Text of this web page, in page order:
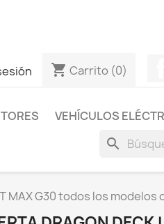
shopping_cart Carrito (0)
VEHÍCULOS
search
MAX G30 todos los modelos